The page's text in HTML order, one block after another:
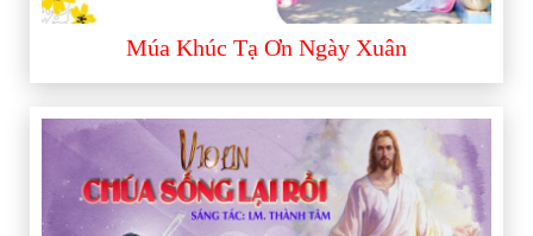
Múa Khúc Tạ Ơn Ngày Xuân